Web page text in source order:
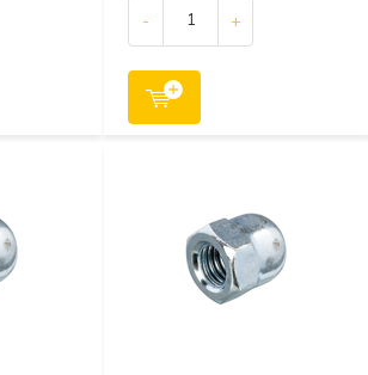
- +